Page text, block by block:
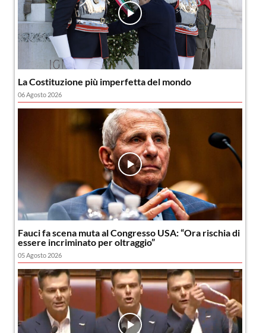
La Costituzione più imperfetta del mondo
06 Agosto 2026
Fauci fa scena muta al Congresso USA: “Ora rischia di
essere incriminato per oltraggio”
05 Agosto 2026